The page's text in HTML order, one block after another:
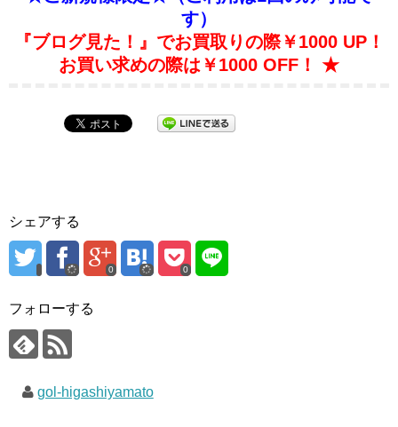
す）
『ブログ見た！』でお買取りの際￥1000 UP！
お買い求めの際は￥1000 OFF！ ★
シェアする
0 0
フォローする
gol-higashiyamato